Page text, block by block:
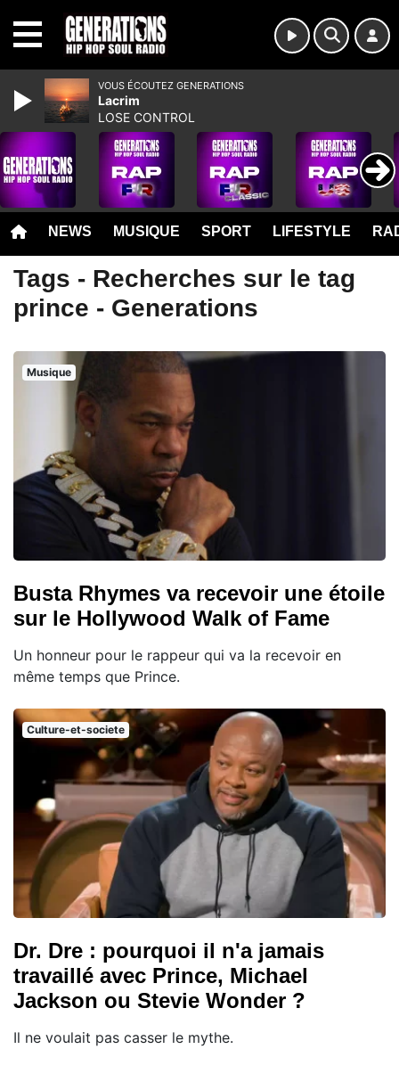
NEWS MUSIQUE SPORT LIFESTYLE
Tags - Recherches sur le tag
prince - Generations
Musique
Busta Rhymes va recevoir une étoile
sur le Hollywood Walk of Fame
Un honneur pour le rappeur qui va la recevoir en
même temps que Prince.
Culture-et-societe
Dr. Dre : pourquoi il n'a jamais
travaillé avec Prince, Michael
Jackson ou Stevie Wonder ?
Il ne voulait pas casser le mythe.
VOUS ÉCOUTEZ GENERATIONS
Lacrim
LOSE CONTROL